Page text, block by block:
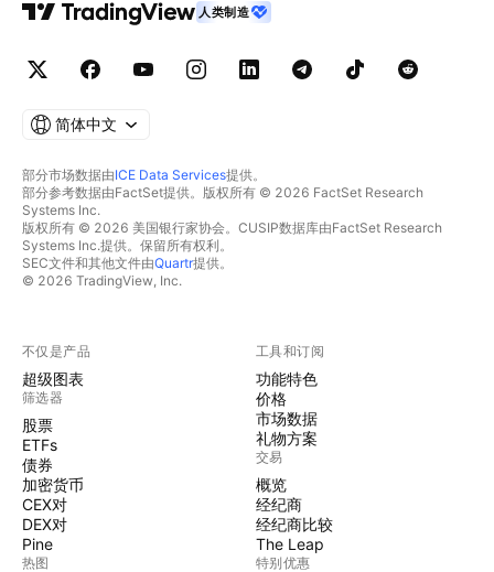
人类制造
简体中文
部分市场数据由ICE Data Services提供。
部分参考数据由FactSet提供。版权所有 © 2026 FactSet Research
Systems Inc.
版权所有 © 2026 美国银行家协会。CUSIP数据库由FactSet Research
Systems Inc.提供。保留所有权利。
SEC文件和其他文件由Quartr提供。
© 2026 TradingView, Inc.
不仅是产品
超级图表
筛选器
股票
ETFs
债券
加密货币
CEX对
DEX对
Pine
热图
工具和订阅
功能特色
价格
市场数据
礼物方案
交易
概览
经纪商
经纪商比较
The Leap
特别优惠